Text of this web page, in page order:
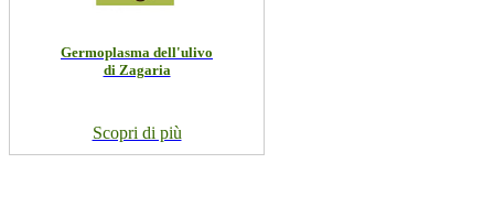
Germoplasma dell'ulivo
di Zagaria
Scopri di più